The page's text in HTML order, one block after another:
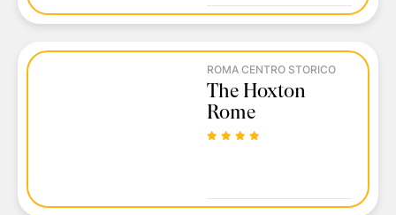
ROMA CENTRO STORICO
The Hoxton
Rome